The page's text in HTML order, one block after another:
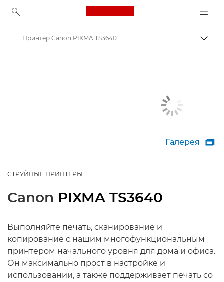
Canon Logo, back to
Принтер Canon PIXMA TS3640
Галерея 
СТРУЙНЫЕ ПРИНТЕРЫ
Canon PIXMA TS3640
Выполняйте печать, сканирование и
копирование с нашим многофункциональным
принтером начального уровня для дома и офиса.
Он максимально прост в настройке и
использовании, а также поддерживает печать со